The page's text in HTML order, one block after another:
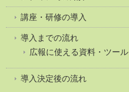
講座・研修の導入
導入までの流れ
広報に使える資料・ツール
導入決定後の流れ